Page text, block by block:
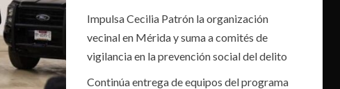
Impulsa Cecilia Patrón la organización
vecinal en Mérida y suma a comités de
vigilancia en la prevención social del delito
Continúa entrega de equipos del programa